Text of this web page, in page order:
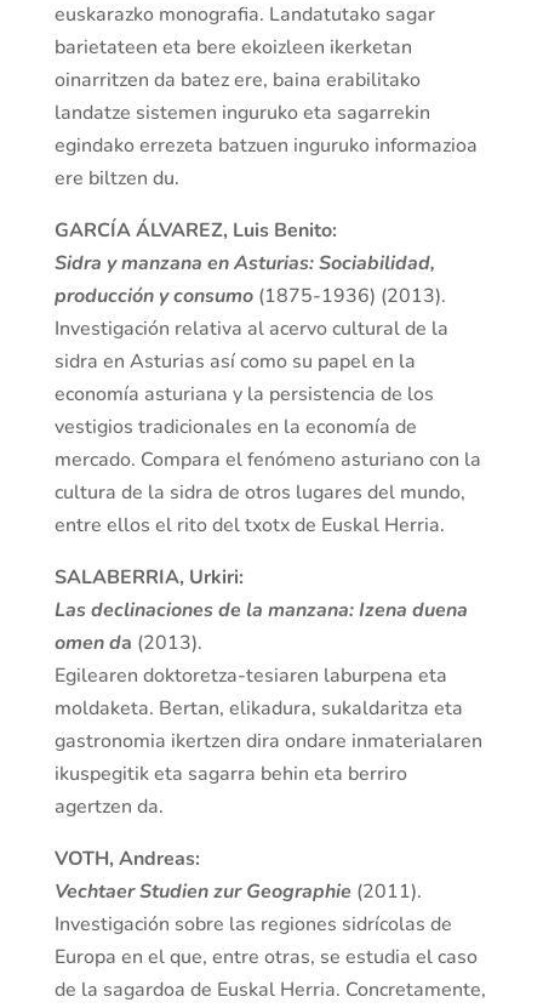
euskarazko monografia. Landatutako sagar
barietateen eta bere ekoizleen ikerketan
oinarritzen da batez ere, baina erabilitako
landatze sistemen inguruko eta sagarrekin
egindako errezeta batzuen inguruko informazioa
ere biltzen du.
GARCÍA ÁLVAREZ, Luis Benito:
Sidra y manzana en Asturias: Sociabilidad,
producción y consumo(1875-1936) (2013).
Investigación relativa al acervo cultural de la
sidra en Asturias así como su papel en la
economía asturiana y la persistencia de los
vestigios tradicionales en la economía de
mercado. Compara el fenómeno asturiano con la
cultura de la sidra de otros lugares del mundo,
entre ellos el rito del txotx de Euskal Herria.
SALABERRIA, Urkiri:
Las declinaciones de la manzana: Izena duena
omen da (2013).
Egilearen doktoretza-tesiaren laburpena eta
moldaketa. Bertan, elikadura, sukaldaritza eta
gastronomia ikertzen dira ondare inmaterialaren
ikuspegitik eta sagarra behin eta berriro
agertzen da.
VOTH, Andreas:
Vechtaer Studien zur Geographie (2011).
Investigación sobre las regiones sidrícolas de
Europa en el que, entre otras, se estudia el caso
de la sagardoa de Euskal Herria. Concretamente,